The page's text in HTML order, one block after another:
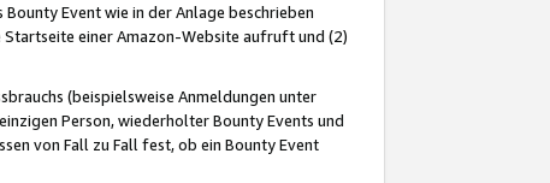
Event wie in der Anlage beschrieben
Startseite einer Amazon-Website aufruft und (2)
(beispielsweise Anmeldungen unter
Person, wiederholter Bounty Events und
von Fall zu Fall fest, ob ein Bounty Event